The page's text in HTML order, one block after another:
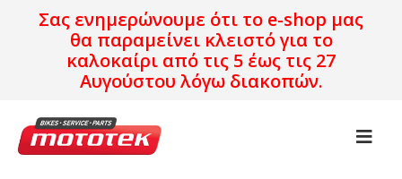
Σας ενημερώνουμε ότι το e-shop μας
θα παραμείνει κλειστό για το
καλοκαίρι από τις 5 έως τις 27
Αυγούστου λόγω διακοπών.